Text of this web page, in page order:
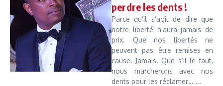
perdre les dents !
Parce qu’il s’agit de dire que
notre liberté n’aura jamais de
prix. Que nos libertés ne
peuvent pas être remises en
cause. Jamais. Que s’il le faut,
nous marcherons avec nos
dents pour les réclamer… ...